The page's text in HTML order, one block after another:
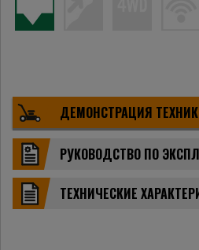
ДЕМОНСТРАЦИЯ
РУКОВОДСТВО ПО
ТЕХНИЧЕСКИЕ